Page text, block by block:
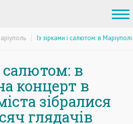
Із зірками і салютом: в
салютом: в
концерт в
зібралися
глядачів